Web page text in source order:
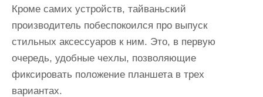
Кроме самих устройств, тайваньский
производитель побеспокоился про выпуск
стильных аксессуаров к ним. Это, в первую
очередь, удобные чехлы, позволяющие
фиксировать положение планшета в трех
вариантах.